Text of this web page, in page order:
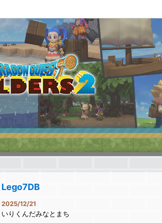
Lego7DB
2025/12/21
いりくんだみなとまち